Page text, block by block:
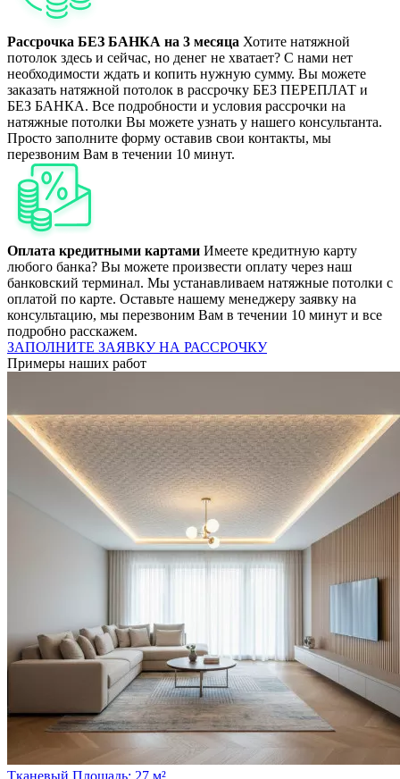
Рассрочка БЕЗ БАНКА на 3 месяца Хотите натяжной
потолок здесь и сейчас, но денег не хватает? С нами нет
необходимости ждать и копить нужную сумму. Вы можете
заказать натяжной потолок в рассрочку БЕЗ ПЕРЕПЛАТ и
БЕЗ БАНКА. Все подробности и условия рассрочки на
натяжные потолки Вы можете узнать у нашего консультанта.
Просто заполните форму оставив свои контакты, мы
перезвоним Вам в течении 10 минут.
Оплата кредитными картами Имеете кредитную карту
любого банка? Вы можете произвести оплату через наш
банковский терминал. Мы устанавливаем натяжные потолки с
оплатой по карте. Оставьте нашему менеджеру заявку на
консультацию, мы перезвоним Вам в течении 10 минут и все
подробно расскажем.
ЗАПОЛНИТЕ ЗАЯВКУ НА РАССРОЧКУ
Примеры наших работ
Тканевый Площадь: 27 м²